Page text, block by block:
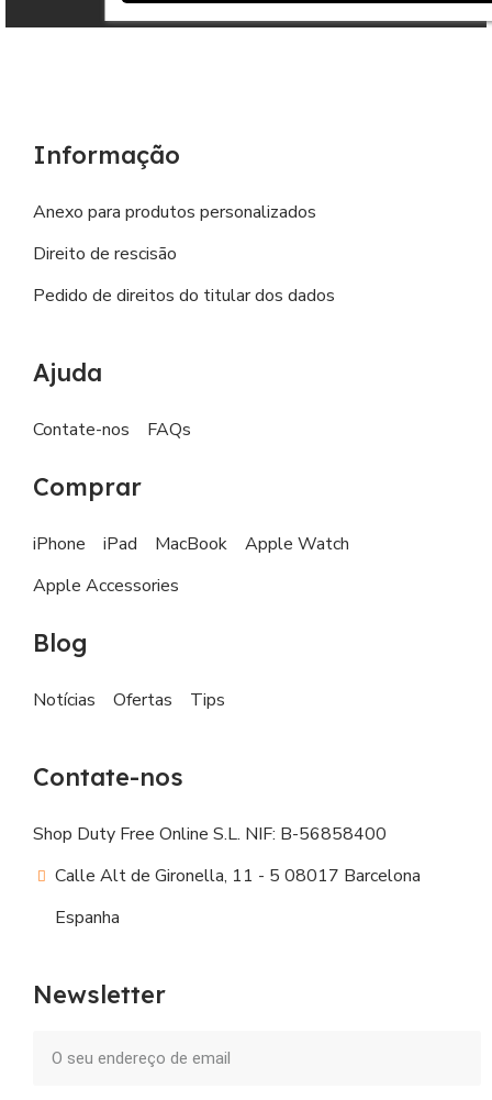
Informação
Anexo para produtos personalizados
Direito de rescisão
Pedido de direitos do titular dos dados
Ajuda
Contate-nos FAQs
Comprar
iPhone iPad MacBook
Apple Watch
Apple Accessories
Blog
Notícias Ofertas Tips
Contate-nos
Shop Duty Free Online S.L. NIF: B-56858400
Calle Alt de Gironella, 11 - 5 08017 Barcelona
Espanha
Newsletter